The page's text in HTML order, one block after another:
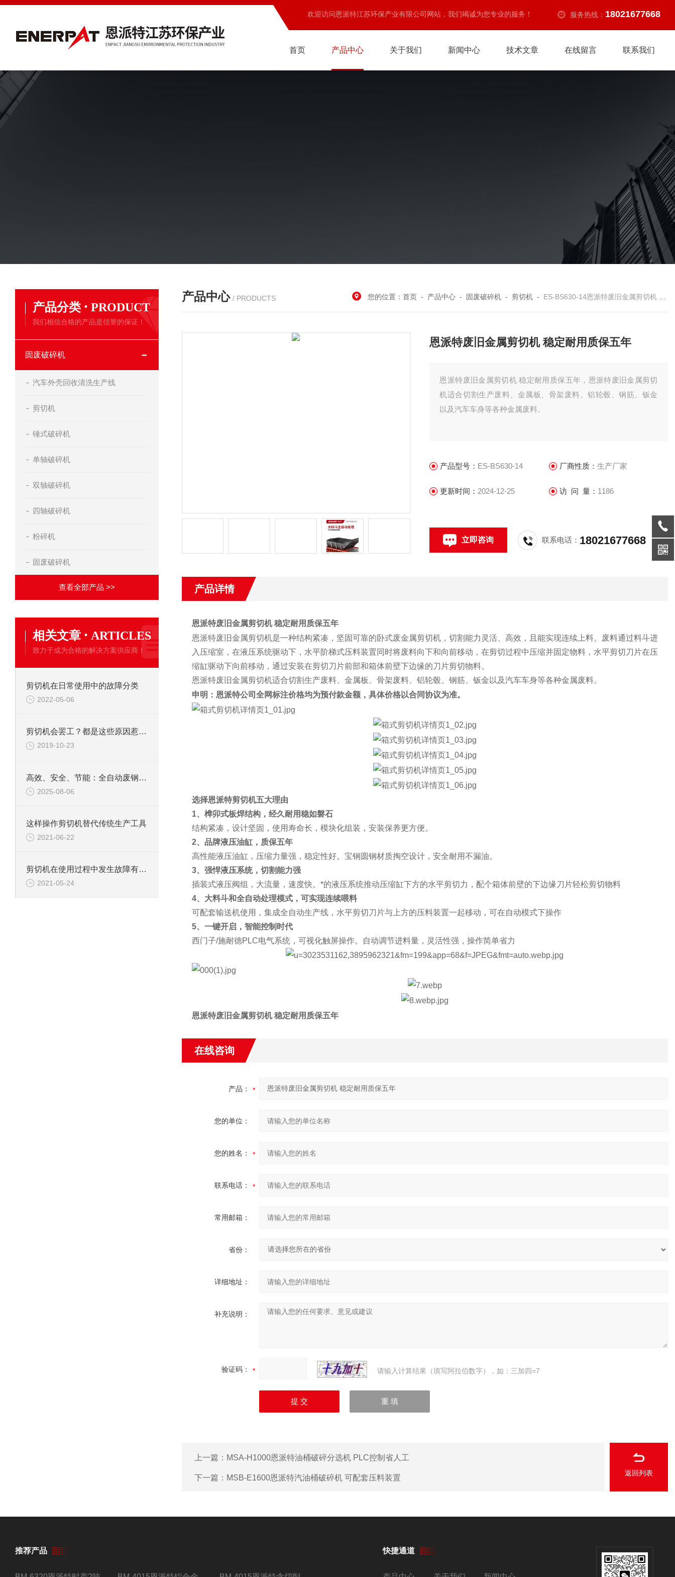
欢迎访问恩派特江苏环保产业有限公司网站，我们竭诚为您专业的服务！ 服务热线： 18021677668
首页 产品中心 关于我们 新闻中心 技术文章 在线留言 联系我们
产品分类 · PRODUCT
我们相信合格的产品是信誉的保证！
固废破碎机
汽车外壳回收清洗生产线
剪切机
锤式破碎机
单轴破碎机
双轴破碎机
四轴破碎机
粉碎机
固废破碎机
查看全部产品 >>
相关文章 · ARTICLES
致力于成为合格的解决方案供应商！
剪切机在日常使用中的故障分类
2022-05-06
剪切机会罢工？都是这些原因惹的祸!
2019-10-23
高效、安全、节能：全自动废钢剪切机的三大优势
2025-08-06
这样操作剪切机替代传统生产工具
2021-06-22
剪切机在使用过程中发生故障有几大类
2021-05-24
产品中心 / PRODUCTS 您的位置：首页 - 产品中心 - 固废破碎机 -剪切机 - ES-BS630-14恩派特废旧金属剪切机 稳定耐用质保五年
恩派特废旧金属剪切机 稳定耐用质保五年
恩派特废旧金属剪切机 稳定耐用质保五年，恩派特废旧金属剪切
机适合切割生产废料、金属板、骨架废料、铝轮毂、钢筋、钣金
以及汽车车身等各种金属废料。
产品型号： ES-BS630-14 厂商性质： 生产厂家
更新时间： 2024-12-25 访 问 量： 1186
立即咨询 联系电话： 18021677668
产品详情
恩派特废旧金属剪切机 稳定耐用质保五年
恩派特废旧金属剪切机是一种结构紧凑，坚固可靠的卧式废金属剪切机，切割能力灵活、高效，且能实现连续上料。废料通过料斗进
入压缩室，在液压系统驱动下，水平阶梯式压料装置同时将废料向下和向前移动，在剪切过程中压缩并固定物料，水平剪切刀片在压
缩缸驱动下向前移动，通过安装在剪切刀片前部和箱体前壁下边缘的刀片剪切物料。
恩派特废旧金属剪切机适合切割生产废料、金属板、骨架废料、铝轮毂、钢筋、钣金以及汽车车身等各种金属废料。
申明：恩派特公司全网标注价格均为预付款金额，具体价格以合同协议为准。
选择恩派特剪切机五大理由
1、榫卯式板焊结构，经久耐用稳如磐石
结构紧凑，设计坚固，使用寿命长，模块化组装，安装保养更方便。
2、品牌液压油缸，质保五年
高性能液压油缸，压缩力量强，稳定性好。宝钢圆钢材质掏空设计，安全耐用不漏油。
3、强悍液压系统，切割能力强
插装式液压阀组，大流量，速度快。*的液压系统推动压缩缸下方的水平剪切力，配个箱体前壁的下边缘刀片轻松剪切物料
4、大料斗和全自动处理模式，可实现连续喂料
可配套输送机使用，集成全自动生产线，水平剪切刀片与上方的压料装置一起移动，可在自动模式下操作
5、一键开启，智能控制时代
西门子/施耐德PLC电气系统，可视化触屏操作。自动调节进料量，灵活性强，操作简单省力
恩派特废旧金属剪切机 稳定耐用质保五年
在线咨询
产品：
您的单位：
您的姓名：
联系电话：
常用邮箱：
省份：
详细地址：
补充说明：
验证码： 请输入计算结果（填写阿拉伯数字），如：三加四=7
上一篇： MSA-H1000恩派特油桶破碎分选机 PLC控制省人工
下一篇： MSB-E1600恩派特汽油桶破碎机 可配套压料装置
返回列表
推荐产品 快捷通道